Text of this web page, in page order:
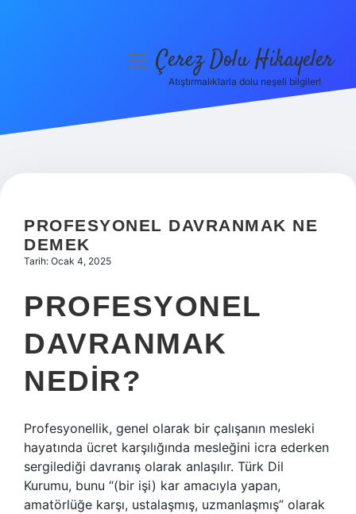
Hakkımızda
menüyüÇerez Dolu Hikayeler
Atıştırmalıklarla dolu neşeli bilgiler!
PROFESYONEL DAVRANMAK NE
DEMEK
Tarih: Ocak 4, 2025
PROFESYONEL
DAVRANMAK
NEDIR?
Profesyonellik, genel olarak bir çalışanın mesleki
hayatında ücret karşılığında mesleğini icra ederken
sergilediği davranış olarak anlaşılır. Türk Dil
Kurumu, bunu “(bir işi) kar amacıyla yapan,
amatörlüğe karşı, ustalaşmış, uzmanlaşmış” olarak